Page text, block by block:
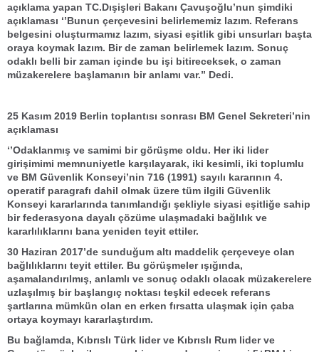
açıklama yapan TC.Dışişleri Bakanı Çavuşoğlu’nun şimdiki
açıklaması ‘’Bunun çerçevesini belirlememiz lazım. Referans
belgesini oluşturmamız lazım, siyasi eşitlik gibi unsurları başta
oraya koymak lazım. Bir de zaman belirlemek lazım. Sonuç
odaklı belli bir zaman içinde bu işi bitireceksek, o zaman
müzakerelere başlamanın bir anlamı var.” Dedi.
25 Kasım 2019 Berlin toplantısı sonrası BM Genel Sekreteri’nin
açıklaması
‘’Odaklanmış ve samimi bir görüşme oldu. Her iki lider
girişimimi memnuniyetle karşılayarak, iki kesimli, iki toplumlu
ve BM Güvenlik Konseyi’nin 716 (1991) sayılı kararının 4.
operatif paragrafı dahil olmak üzere tüm ilgili Güvenlik
Konseyi kararlarında tanımlandığı şekliyle siyasi eşitliğe sahip
bir federasyona dayalı çözüme ulaşmadaki bağlılık ve
kararlılıklarını bana yeniden teyit ettiler.
30 Haziran 2017’de sunduğum altı maddelik çerçeveye olan
bağlılıklarını teyit ettiler. Bu görüşmeler ışığında,
aşamalandırılmış, anlamlı ve sonuç odaklı olacak müzakerelere
uzlaşılmış bir başlangıç noktası teşkil edecek referans
şartlarına mümkün olan en erken fırsatta ulaşmak için çaba
ortaya koymayı kararlaştırdım.
Bu bağlamda, Kıbrıslı Türk lider ve Kıbrıslı Rum lider ve